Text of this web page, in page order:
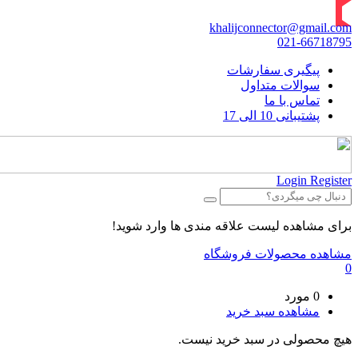
khalijconnector@gmail.com
021-66718795
پیگیری سفارشات
سوالات متداول
تماس با ما
پشتیبانی 10 الی 17
Login Register
برای مشاهده لیست علاقه مندی ها وارد شوید!
مشاهده محصولات فروشگاه
0
0 مورد
مشاهده سبد خرید
هیچ محصولی در سبد خرید نیست.